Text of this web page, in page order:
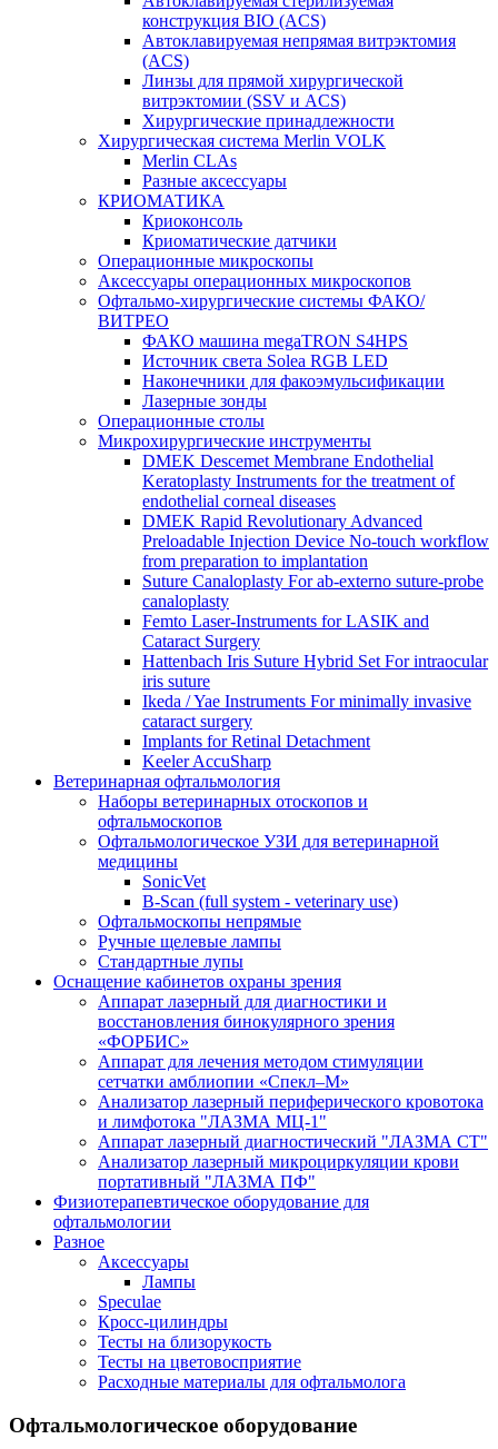
конструкция BIO (ACS)
Автоклавируемая непрямая витрэктомия
(ACS)
Линзы для прямой хирургической
витрэктомии (SSV и ACS)
Хирургические принадлежности
Хирургическая система Merlin VOLK
Merlin CLAs
Разные аксессуары
КРИОМАТИКА
Криоконсоль
Криоматические датчики
Операционные микроскопы
Аксессуары операционных микроскопов
Офтальмо-хирургические системы ФАКО/
ВИТРЕО
ФАКО машина megaTRON S4HPS
Источник света Solea RGB LED
Наконечники для факоэмульсификации
Лазерные зонды
Операционные столы
Микрохирургические инструменты
DMEK Descemet Membrane Endothelial
Keratoplasty Instruments for the treatment of
endothelial corneal diseases
DMEK Rapid Revolutionary Advanced
Preloadable Injection Device No-touch workflow
from preparation to implantation
Suture Canaloplasty For ab-externo suture-probe
canaloplasty
Femto Laser-Instruments for LASIK and
Cataract Surgery
Hattenbach Iris Suture Hybrid Set For intraocular
iris suture
Ikeda / Yae Instruments For minimally invasive
cataract surgery
Implants for Retinal Detachment
Keeler AccuSharp
Ветеринарная офтальмология
Наборы ветеринарных отоскопов и
офтальмоскопов
Офтальмологическое УЗИ для ветеринарной
медицины
SonicVet
B-Scan (full system - veterinary use)
Офтальмоскопы непрямые
Ручные щелевые лампы
Стандартные лупы
Оснащение кабинетов охраны зрения
Аппарат лазерный для диагностики и
восстановления бинокулярного зрения
«ФОРБИС»
Аппарат для лечения методом стимуляции
сетчатки амблиопии «Спекл–М»
Анализатор лазерный периферического кровотока
и лимфотока "ЛАЗМА МЦ-1"
Аппарат лазерный диагностический "ЛАЗМА СТ"
Анализатор лазерный микроциркуляции крови
портативный "ЛАЗМА ПФ"
Физиотерапевтическое оборудование для
офтальмологии
Разное
Аксессуары
Лампы
Speculae
Кросс-цилиндры
Тесты на близорукость
Тесты на цветовосприятие
Расходные материалы для офтальмолога
Офтальмологическое оборудование